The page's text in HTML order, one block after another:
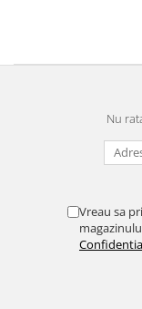
Nu
Vreau sa